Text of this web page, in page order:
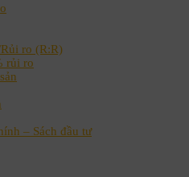
ro (R:R)
rủi ro
– Sách đầu tư